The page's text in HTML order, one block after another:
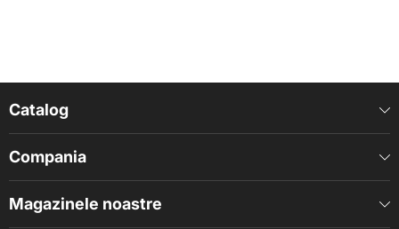
Catalog
Compania
Magazinele noastre